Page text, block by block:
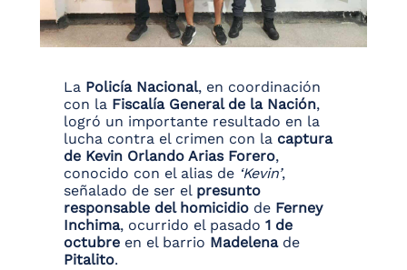
La Policía Nacional, en coordinación
con la Fiscalía General de la Nación,
logró un importante resultado en la
lucha contra el crimen con la captura
de Kevin Orlando Arias Forero,
conocido con el alias de ‘Kevin’,
señalado de ser el presunto
responsable del homicidio de Ferney
Inchima, ocurrido el pasado 1 de
octubre en el barrio Madelenade
Pitalito.